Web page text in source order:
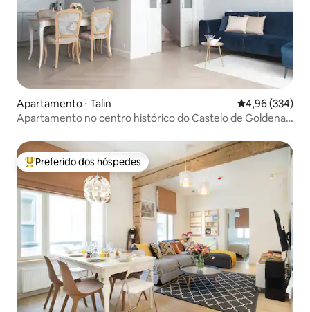
Apartamento ⋅ Talin 4,96 de uma
4,96 (334)
Apartamento no centro histórico do Castelo de Goldena
Entre os melhores preferidos dos hóspedes
Preferido dos hóspedes